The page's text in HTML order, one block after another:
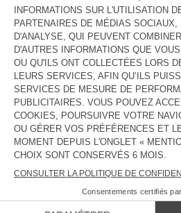
Vendredi
10:00 - 19:00
Samedi
10:00 - 19:00
Dimanche
11:00 - 19:00
CONTACT
Tél. :(+39) 065577445
E-mail :contact@americanvintage-store.com
LANGUE :